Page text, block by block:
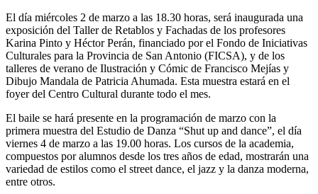
El día miércoles 2 de marzo a las 18.30 horas, será inaugurada una
exposición del Taller de Retablos y Fachadas de los profesores
Karina Pinto y Héctor Perán, financiado por el Fondo de Iniciativas
Culturales para la Provincia de San Antonio (FICSA), y de los
talleres de verano de Ilustración y Cómic de Francisco Mejías y
Dibujo Mandala de Patricia Ahumada. Esta muestra estará en el
foyer del Centro Cultural durante todo el mes.
El baile se hará presente en la programación de marzo con la
primera muestra del Estudio de Danza “Shut up and dance”, el día
viernes 4 de marzo a las 19.00 horas. Los cursos de la academia,
compuestos por alumnos desde los tres años de edad, mostrarán una
variedad de estilos como el street dance, el jazz y la danza moderna,
entre otros.